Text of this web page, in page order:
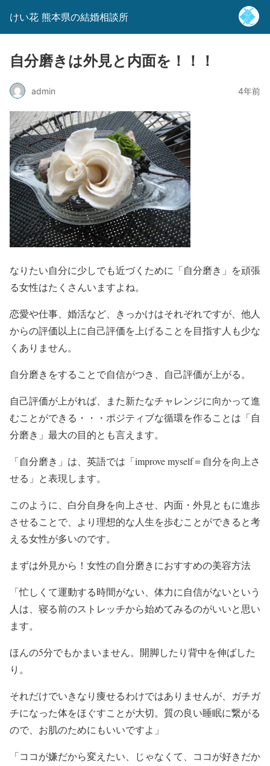
けい花 熊本県の結婚相談所
自分磨きは外見と内面を！！！
admin 4年前
なりたい自分に少しでも近づくために「自分磨き」を頑張
る女性はたくさんいますよね。
恋愛や仕事、婚活など、きっかけはそれぞれですが、他人
からの評価以上に自己評価を上げることを目指す人も少な
くありません。
自分磨きをすることで自信がつき、自己評価が上がる。
自己評価が上がれば、また新たなチャレンジに向かって進
むことができる・・・ポジティブな循環を作ることは「自
分磨き」最大の目的とも言えます。
「自分磨き」は、英語では「improve myself＝自分を向上さ
せる」と表現します。
このように、白分自身を向上させ、内面・外見ともに進歩
させることで、より理想的な人生を歩むことができると考
える女性が多いのです。
まずは外見から！女性の自分磨きにおすすめの美容方法
「忙しくて運動する時間がない、体力に自信がないという
人は、寝る前のストレッチから始めてみるのがいいと思い
ます。
ほんの5分でもかまいません。開脚したり背中を伸ばした
り。
それだけでいきなり痩せるわけではありませんが、ガチガ
チになった体をほぐすことが大切。質の良い睡眠に繋がる
ので、お肌のためにもいいですよ」
「ココが嫌だから変えたい、じゃなくて、ココが好きだか